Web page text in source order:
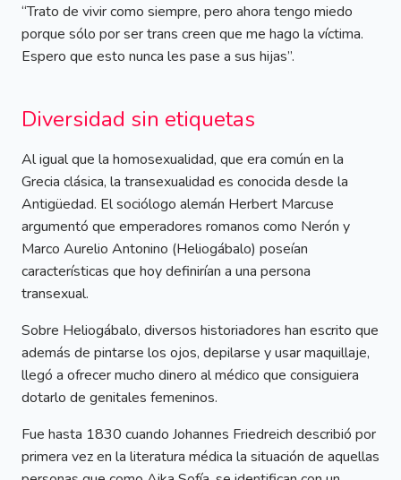
“Trato de vivir como siempre, pero ahora tengo miedo
porque sólo por ser trans creen que me hago la víctima.
Espero que esto nunca les pase a sus hijas”.
Diversidad sin etiquetas
Al igual que la homosexualidad, que era común en la
Grecia clásica, la transexualidad es conocida desde la
Antigüedad. El sociólogo alemán Herbert Marcuse
argumentó que emperadores romanos como Nerón y
Marco Aurelio Antonino (Heliogábalo) poseían
características que hoy definirían a una persona
transexual.
Sobre Heliogábalo, diversos historiadores han escrito que
además de pintarse los ojos, depilarse y usar maquillaje,
llegó a ofrecer mucho dinero al médico que consiguiera
dotarlo de genitales femeninos.
Fue hasta 1830 cuando Johannes Friedreich describió por
primera vez en la literatura médica la situación de aquellas